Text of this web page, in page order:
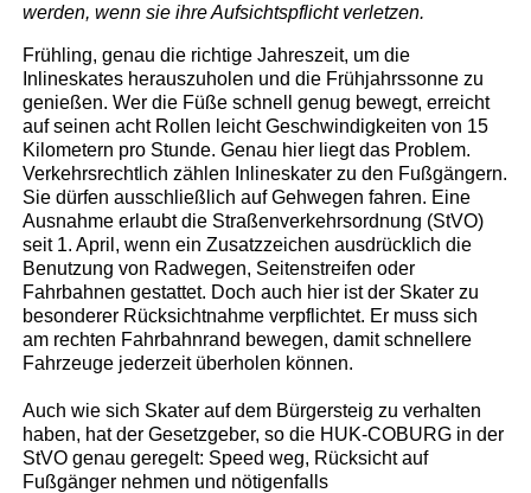
werden, wenn sie ihre Aufsichtspflicht verletzen.
Frühling, genau die richtige Jahreszeit, um die
Inlineskates herauszuholen und die Frühjahrssonne zu
genießen. Wer die Füße schnell genug bewegt, erreicht
auf seinen acht Rollen leicht Geschwindigkeiten von 15
Kilometern pro Stunde. Genau hier liegt das Problem.
Verkehrsrechtlich zählen Inlineskater zu den Fußgängern.
Sie dürfen ausschließlich auf Gehwegen fahren. Eine
Ausnahme erlaubt die Straßenverkehrsordnung (StVO)
seit 1. April, wenn ein Zusatzzeichen ausdrücklich die
Benutzung von Radwegen, Seitenstreifen oder
Fahrbahnen gestattet. Doch auch hier ist der Skater zu
besonderer Rücksichtnahme verpflichtet. Er muss sich
am rechten Fahrbahnrand bewegen, damit schnellere
Fahrzeuge jederzeit überholen können.
Auch wie sich Skater auf dem Bürgersteig zu verhalten
haben, hat der Gesetzgeber, so die HUK-COBURG in der
StVO genau geregelt: Speed weg, Rücksicht auf
Fußgänger nehmen und nötigenfalls